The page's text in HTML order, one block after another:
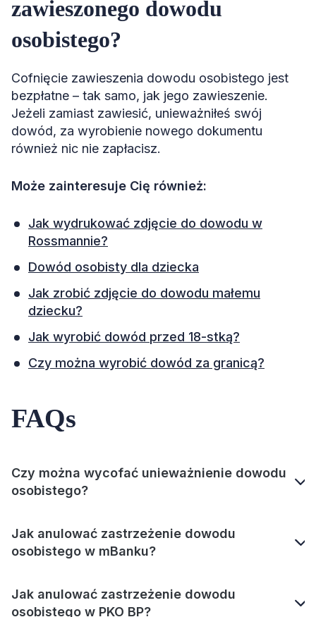
zawieszonego dowodu
osobistego?
Cofnięcie zawieszenia dowodu osobistego jest
bezpłatne – tak samo, jak jego zawieszenie.
Jeżeli zamiast zawiesić, unieważniłeś swój
dowód, za wyrobienie nowego dokumentu
również nic nie zapłacisz.
Może zainteresuje Cię również:
Jak wydrukować zdjęcie do dowodu w
Rossmannie?
Dowód osobisty dla dziecka
Jak zrobić zdjęcie do dowodu małemu
dziecku?
Jak wyrobić dowód przed 18-stką?
Czy można wyrobić dowód za granicą?
FAQs
Czy można wycofać unieważnienie dowodu
osobistego?
Jak anulować zastrzeżenie dowodu
osobistego w mBanku?
Jak anulować zastrzeżenie dowodu
osobistego w PKO BP?